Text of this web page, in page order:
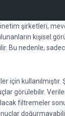
şirketleri,
kişisel
Bu nedenle,
görülebilir.
filtremeler